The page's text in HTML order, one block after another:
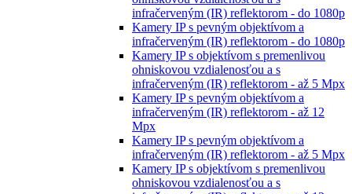
infračerveným (IR) reflektorom - do 1080p
Kamery IP s pevným objektívom a
infračerveným (IR) reflektorom - do 1080p
Kamery IP s objektívom s premenlivou
ohniskovou vzdialenosťou a s
infračerveným (IR) reflektorom - až 5 Mpx
Kamery IP s pevným objektívom a
infračerveným (IR) reflektorom - až 12
Mpx
Kamery IP s pevným objektívom a
infračerveným (IR) reflektorom - až 5 Mpx
Kamery IP s objektívom s premenlivou
ohniskovou vzdialenosťou a s